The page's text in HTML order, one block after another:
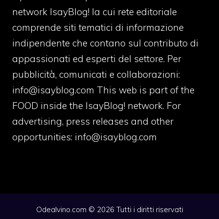
network IsayBlog! la cui rete editoriale
comprende siti tematici di informazione
indipendente che contano sul contributo di
appassionati ed esperti del settore. Per
pubblicità, comunicati e collaborazioni:
info@isayblog.com This web is part of the
FOOD inside the IsayBlog! network. For
advertising, press releases and other
opportunities: info@isayblog.com
Odealvino.com © 2026 Tutti i diritti riservati